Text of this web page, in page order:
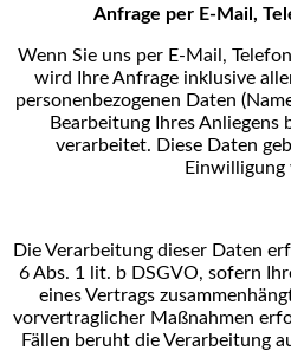
Anfrage per E-Mail,
Wenn Sie uns per E-Mail,
wird Ihre Anfrage inklusive
personenbezogenen Daten
Bearbeitung IhresAnliegens
verarbeitet. Diese Daten
Einwilligung
Die Verarbeitung dieser Daten
6 Abs. 1 lit. b DSGVO, sofern
eines Vertrags
vorvertraglicher Maßnahmen
Fällen beruht die Verarbeitung